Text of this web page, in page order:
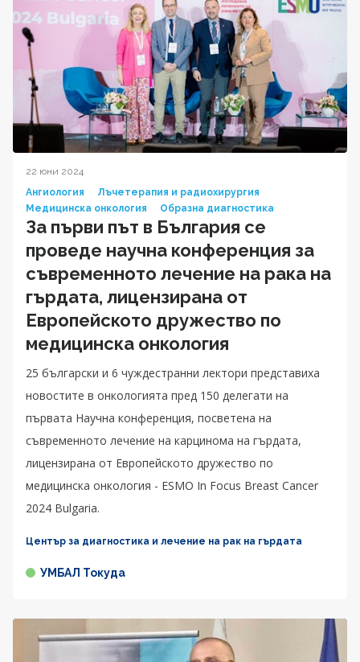
22 юни 2024
Ангиология
Лъчетерапия и радиохирургия
Медицинска онкология
Образна диагностика
За първи път в България се
проведе научна конференция за
съвременното лечение на рака на
гърдата, лицензирана от
Европейското дружество по
медицинска онкология
25 български и 6 чуждестранни лектори представиха
новостите в онкологията пред 150 делегати на
първата Научна конференция, посветена на
съвременното лечение на карцинома на гърдата,
лицензирана от Европейското дружество по
медицинска онкология - ESMO In Focus Breast Cancer
2024 Bulgaria.
Център за диагностика и лечение на рак на гърдата
УМБАЛ Токуда